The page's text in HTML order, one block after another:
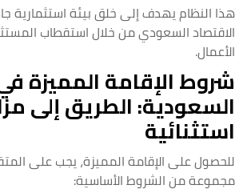
هذا النظام يهدف إلى خلق بيئة استثمارية
الاقتصاد السعودي من خلال استقطاب
الأعمال.
شروط الإقامة المميزة
السعودية: الطريق إلى
استثنائية
للحصول على الإقامة المميزة، يجب على
مجموعة من الشروط الأساسية: